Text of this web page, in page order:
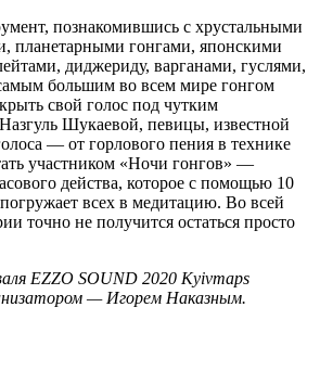
познакомившись с хрустальными
планетарными гонгами, японскими
диджериду, варганами, гуслями,
большим во всем мире гонгом
свой голос под чутким
Шукаевой, певицы, известной
— от горлового пения в технике
участником «Ночи гонгов» —
действа, которое с помощью 10
всех в медитацию. Во всей
точно не получится остаться просто
EZZO SOUND 2020 Kyivmaps
— Игорем Наказным.